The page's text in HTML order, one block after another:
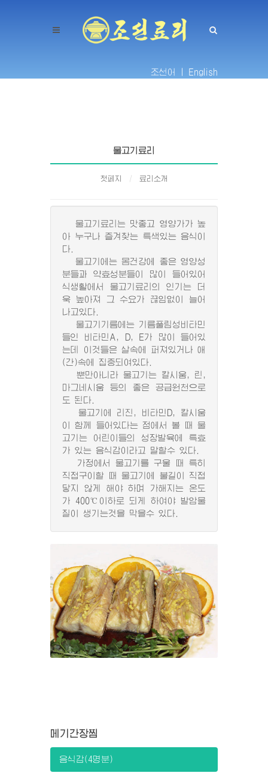
조선어 | English
물고기료리
첫페지 료리소개
물고기료리는 맛좋고 영양가가 높
아 누구나 즐겨찾는 특색있는 음식이
다.
물고기에는 몸건강에 좋은 영양성
분들과 약효성분들이 많이 들어있어
식생활에서 물고기료리의 인기는 더
욱 높아져 그 수요가 끊임없이 늘어
나고있다.
물고기기름에는 기름풀림성비타민
들인 비타민A, D, E가 많이 들어있
는데 이것들은 살속에 퍼져있거나 애
(간)속에 집중되여있다.
뿐만아니라 물고기는 칼시움, 린,
마그네시움 등의 좋은 공급원천으로
도 된다.
물고기에 리진, 비타민D, 칼시움
이 함께 들어있다는 점에서 볼 때 물
고기는 어린이들의 성장발육에 특효
가 있는 음식감이라고 말할수 있다.
가정에서 물고기를 구울 때 특히
직접구이할 때 물고기에 불길이 직접
닿지 않게 해야 하며 가해지는 온도
가 400℃이하로 되게 하여야 발암물
질이 생기는것을 막을수 있다.
메기간장찜
음식감(4명분)